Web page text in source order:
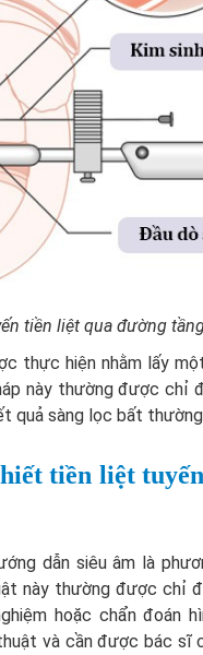
tiền liệt qua đường
thực hiện nhằm lấy
này thường được chỉ
quả sàng lọc bất
tiền liệt
dẫn siêu âm là
này thường được chỉ
hoặc chẩn đoán
và cần được bác sĩ